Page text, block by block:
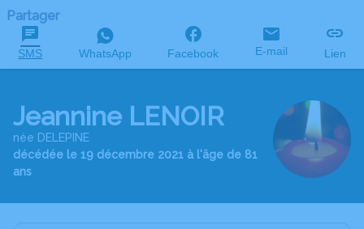
Partager
SMS WhatsApp Facebook E-mail Lien
Jeannine LENOIR
née DELEPINE
décédée le 19 décembre 2021 à l'âge de 81
ans